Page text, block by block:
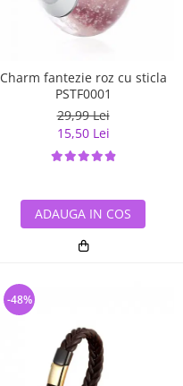
Charm fantezie roz cu sticla
PSTF0001
29,99 Lei
15,50 Lei
ADAUGA IN COS
-48%